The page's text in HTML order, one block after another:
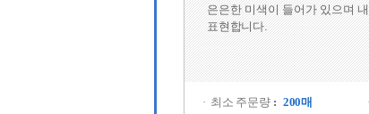
은은한 미색이 들어가 있으며
표현합니다.
최소 주문량
200매